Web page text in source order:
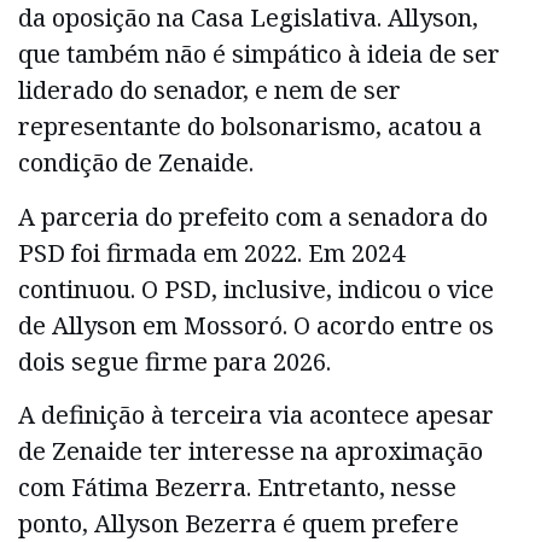
da oposição na Casa Legislativa. Allyson,
que também não é simpático à ideia de ser
liderado do senador, e nem de ser
representante do bolsonarismo, acatou a
condição de Zenaide.
A parceria do prefeito com a senadora do
PSD foi firmada em 2022. Em 2024
continuou. O PSD, inclusive, indicou o vice
de Allyson em Mossoró. O acordo entre os
dois segue firme para 2026.
A definição à terceira via acontece apesar
de Zenaide ter interesse na aproximação
com Fátima Bezerra. Entretanto, nesse
ponto, Allyson Bezerra é quem prefere